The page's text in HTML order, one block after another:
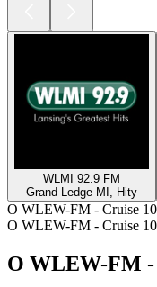
WLMI 92.9 FM
Grand Ledge MI, Hity
O WLEW-FM - Cruise
O WLEW-FM - Cruise
O WLEW-FM -